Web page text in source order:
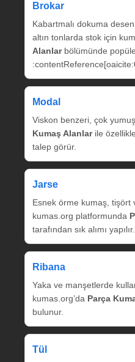
Brokar
Kabartmalı dokuma
altın tonlarda stok için
Alanlarbölümünde
Modal
Viskon benzeri, çok
Kumaş Alanlarile
talep görür.
Jarse
Esnek örme kumaş, tişört
kumas.org platformunda
tarafından sık alımı yapılır.
Ribana
Yaka ve manşetlerde
kumas.org’da Parça
bulunur.
Tül